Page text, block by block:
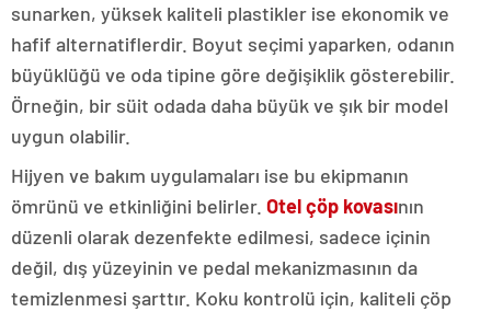
sunarken, yüksek kaliteli plastikler ise ekonomik ve
hafif alternatiflerdir. Boyut seçimi yaparken, odanın
büyüklüğü ve oda tipine göre değişiklik gösterebilir.
Örneğin, bir süit odada daha büyük ve şık bir model
uygun olabilir.
Hijyen ve bakım uygulamaları ise bu ekipmanın
ömrünü ve etkinliğini belirler. Otel çöp kovasının
düzenli olarak dezenfekte edilmesi, sadece içinin
değil, dış yüzeyinin ve pedal mekanizmasının da
temizlenmesi şarttır. Koku kontrolü için, kaliteli çöp